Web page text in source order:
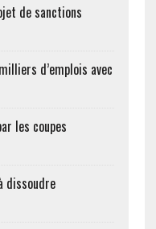
de sanctions
d’emplois avec
les coupes
dissoudre